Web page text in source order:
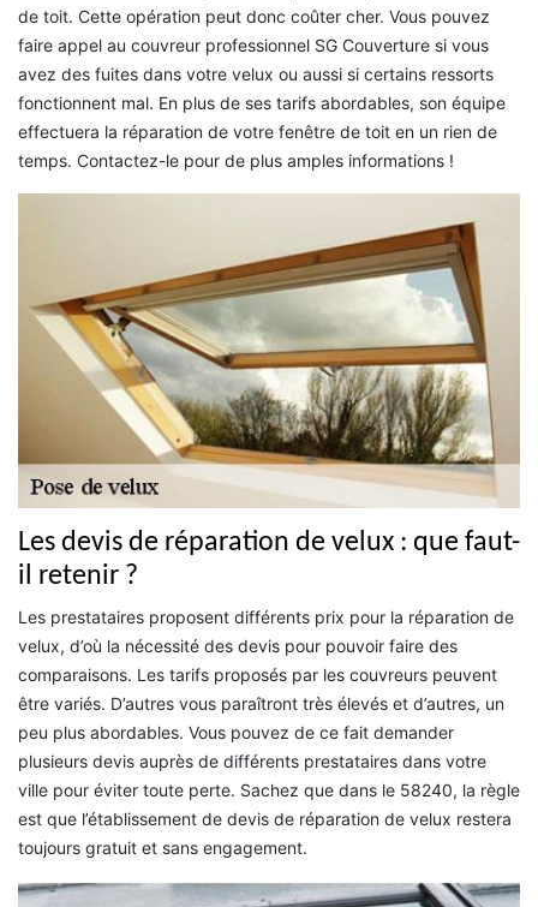
de toit. Cette opération peut donc coûter cher. Vous pouvez
faire appel au couvreur professionnel SG Couverture si vous
avez des fuites dans votre velux ou aussi si certains ressorts
fonctionnent mal. En plus de ses tarifs abordables, son équipe
effectuera la réparation de votre fenêtre de toit en un rien de
temps. Contactez-le pour de plus amples informations !
Les devis de réparation de velux : que faut-
il retenir ?
Les prestataires proposent différents prix pour la réparation de
velux, d’où la nécessité des devis pour pouvoir faire des
comparaisons. Les tarifs proposés par les couvreurs peuvent
être variés. D’autres vous paraîtront très élevés et d’autres, un
peu plus abordables. Vous pouvez de ce fait demander
plusieurs devis auprès de différents prestataires dans votre
ville pour éviter toute perte. Sachez que dans le 58240, la règle
est que l’établissement de devis de réparation de velux restera
toujours gratuit et sans engagement.